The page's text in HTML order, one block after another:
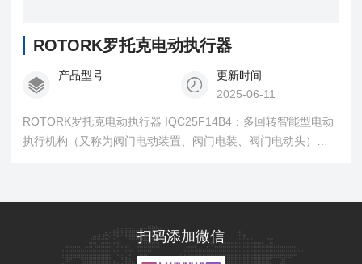
ROTORK罗托克电动执行器
产品型号
更新时间
2025-06-11
ROTORK罗托克电动执行器 IQC25F14B4：多回转智能型电动
执行机构（又称为阀门电动装置、阀门电装、阀门电动头），
扫码添加微信